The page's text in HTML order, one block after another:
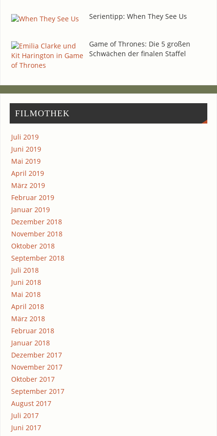
Seri­en­tipp: When They See Us
Game of Thro­nes: Die 5 gro­ßen
Schwä­chen der fina­len Staffel
FIL­MO­THEK
Juli 2019
Juni 2019
Mai 2019
April 2019
März 2019
Februar 2019
Januar 2019
Dezember 2018
November 2018
Oktober 2018
September 2018
Juli 2018
Juni 2018
Mai 2018
April 2018
März 2018
Februar 2018
Januar 2018
Dezember 2017
November 2017
Oktober 2017
September 2017
August 2017
Juli 2017
Juni 2017